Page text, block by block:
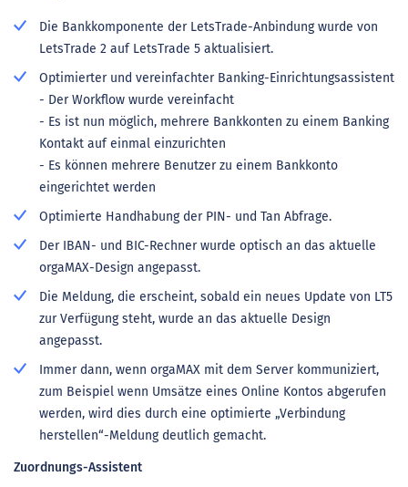
Die Bankkomponente der LetsTrade-Anbindung wurde von
LetsTrade 2 auf LetsTrade 5 aktualisiert.
Optimierter und vereinfachter Banking-Einrichtungsassistent
- Der Workflow wurde vereinfacht
- Es ist nun möglich, mehrere Bankkonten zu einem Banking
Kontakt auf einmal einzurichten
- Es können mehrere Benutzer zu einem Bankkonto
eingerichtet werden
Optimierte Handhabung der PIN- und Tan Abfrage.
Der IBAN- und BIC-Rechner wurde optisch an das aktuelle
orgaMAX-Design angepasst.
Die Meldung, die erscheint, sobald ein neues Update von LT5
zur Verfügung steht, wurde an das aktuelle Design
angepasst.
Immer dann, wenn orgaMAX mit dem Server kommuniziert,
zum Beispiel wenn Umsätze eines Online Kontos abgerufen
werden, wird dies durch eine optimierte „Verbindung
herstellen“-Meldung deutlich gemacht.
Zuordnungs-Assistent